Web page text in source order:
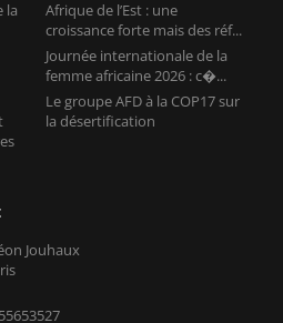
la
Afrique de l’Est : une
croissance forte mais des réf...
Journée internationale de la
femme africaine 2026 : c�...
Le groupe AFD à la COP17 sur
la désertification
Jouhaux